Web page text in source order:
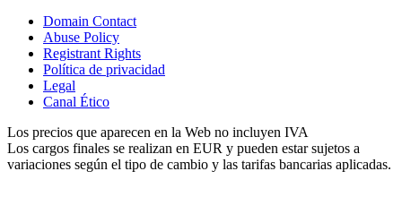
Domain Contact
Abuse Policy
Registrant Rights
Política de privacidad
Legal
Canal Ético
Los precios que aparecen en la Web no incluyen IVA
Los cargos finales se realizan en EUR y pueden estar sujetos a
variaciones según el tipo de cambio y las tarifas bancarias aplicadas.